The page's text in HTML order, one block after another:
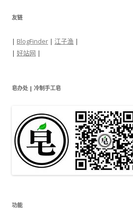
友链
| BlogFinder | 江子渔 |
| 好站网 |
皂办处 | 冷制手工皂
功能